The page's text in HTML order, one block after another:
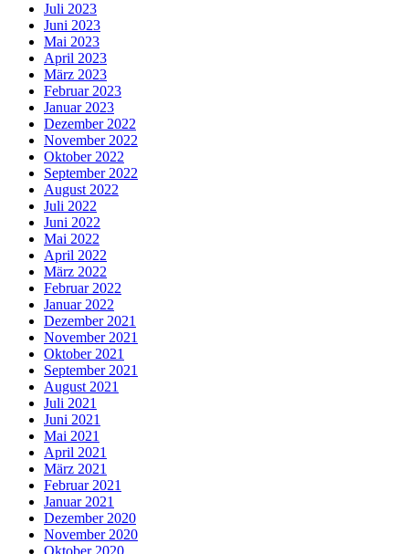
Juli 2023
Juni 2023
Mai 2023
April 2023
März 2023
Februar 2023
Januar 2023
Dezember 2022
November 2022
Oktober 2022
September 2022
August 2022
Juli 2022
Juni 2022
Mai 2022
April 2022
März 2022
Februar 2022
Januar 2022
Dezember 2021
November 2021
Oktober 2021
September 2021
August 2021
Juli 2021
Juni 2021
Mai 2021
April 2021
März 2021
Februar 2021
Januar 2021
Dezember 2020
November 2020
Oktober 2020